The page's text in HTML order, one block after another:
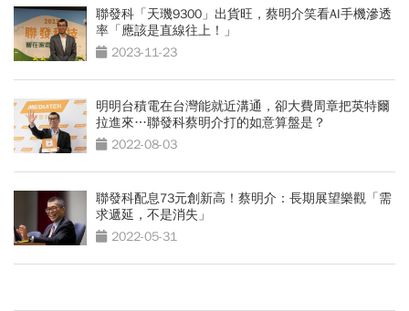
聯發科「天璣9300」出貨旺，蔡明介笑看AI手機滲透
率「應該是直線往上！」
2023-11-23
明明台積電在台灣能就近溝通，卻大費周章把英特爾
拉進來…聯發科蔡明介打的如意算盤是？
2022-08-03
聯發科配息73元創新高！蔡明介：長期展望樂觀「需
求遞延，不是消失」
2022-05-31